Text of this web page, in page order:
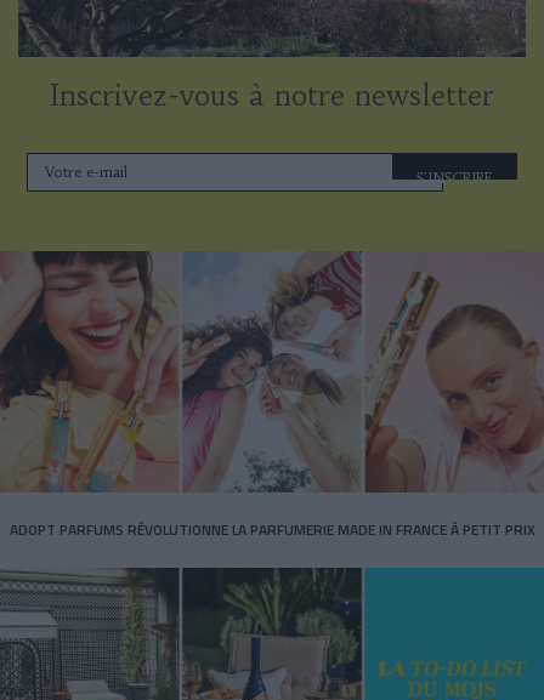
Inscrivez-vous à notre newsletter
S'INSCRIRE
ADOPT PARFUMS RÉVOLUTIONNE LA PARFUMERIE MADE IN FRANCE À PETIT PRIX